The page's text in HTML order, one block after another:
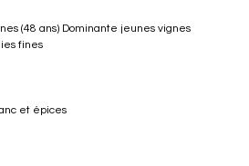
(48 ans) Dominante jeunes vignes
fines
et épices